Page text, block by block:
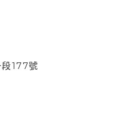
177號